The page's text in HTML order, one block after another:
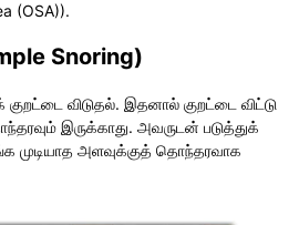
(OSA)).
Snoring)
விடுதல். இதனால் குறட்டை விட்டு
இருக்காது. அவருடன் படுத்துக்
முடியாத அளவுக்குத் தொந்தரவாக